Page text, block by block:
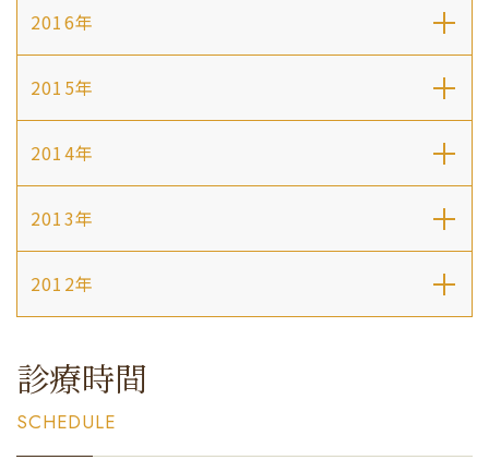
2016年
2015年
2014年
2013年
2012年
診療時間
SCHEDULE